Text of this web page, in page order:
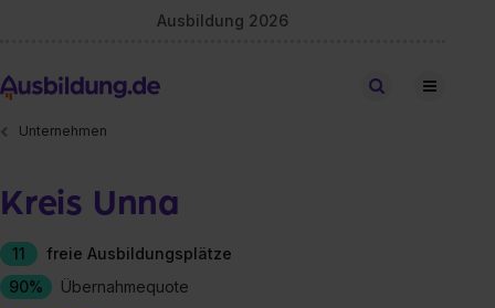
Ausbildung 2026
Stellen finden
Unternehmen
Kreis Unna
11
freie Ausbildungsplätze
90%
Übernahmequote